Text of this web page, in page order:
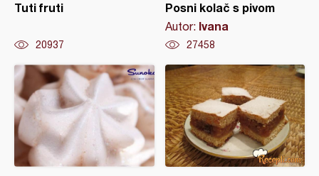
Tuti fruti
20937
Posni kolač s pivom
Autor: Ivana
27458